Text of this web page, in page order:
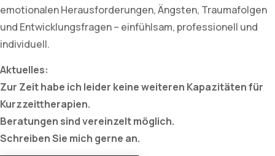
emotionalen Herausforderungen, Ängsten, Traumafolgen
und Entwicklungsfragen – einfühlsam, professionell und
individuell.
Aktuelles:
Zur Zeit habe ich leider keine weiteren Kapazitäten für
Kurzzeittherapien.
Beratungen sind vereinzelt möglich.
Schreiben Sie mich gerne an.